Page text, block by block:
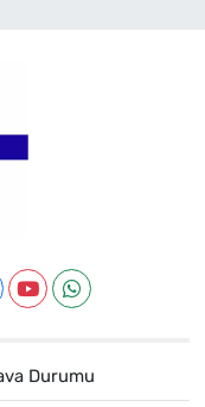
Durumu